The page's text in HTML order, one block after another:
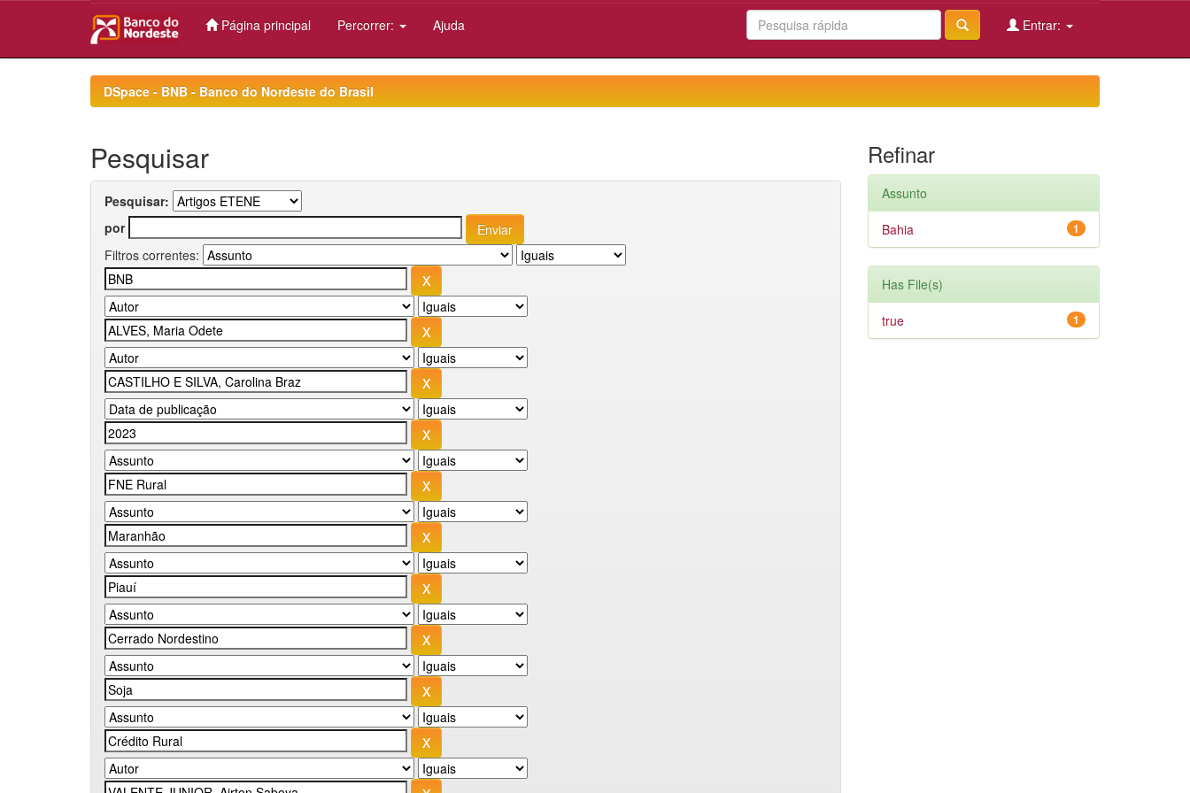
Página principal Percorrer: Ajuda Entrar:
DSpace - BNB - Banco do Nordeste do Brasil
Pesquisar
Pesquisar:
por
Filtros correntes:
Refinar
Assunto
1
Bahia
Has File(s)
1
true